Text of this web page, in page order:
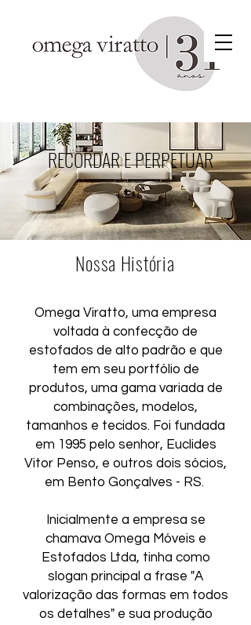
RECORDAR E PERPETUAR
Nossa História
Omega Viratto, uma empresa
voltada à confecção de
estofados de alto padrão e que
tem em seu portfólio de
produtos, uma gama variada de
combinações, modelos,
tamanhos e tecidos. Foi fundada
em 1995 pelo senhor, Euclides
Vitor Penso, e outros dois sócios,
em Bento Gonçalves - RS.
Inicialmente a empresa se
chamava Omega Móveis e
Estofados Ltda, tinha como
slogan principal a frase "A
valorização das formas em todos
os detalhes" e sua produção